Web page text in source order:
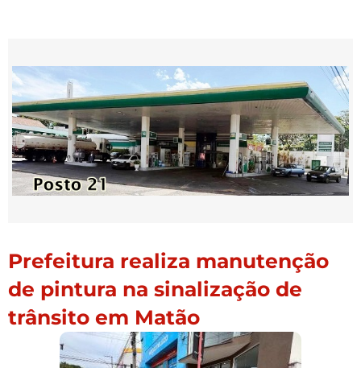
Prefeitura realiza manutenção
de pintura na sinalização de
trânsito em Matão